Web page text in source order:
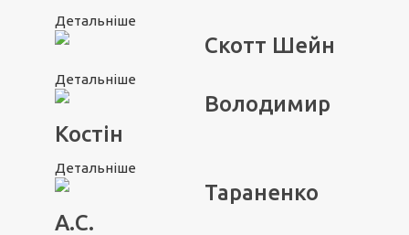
Детальніше
Скотт Шейн
Детальніше
Володимир
Костін
Детальніше
Тараненко
А.С.